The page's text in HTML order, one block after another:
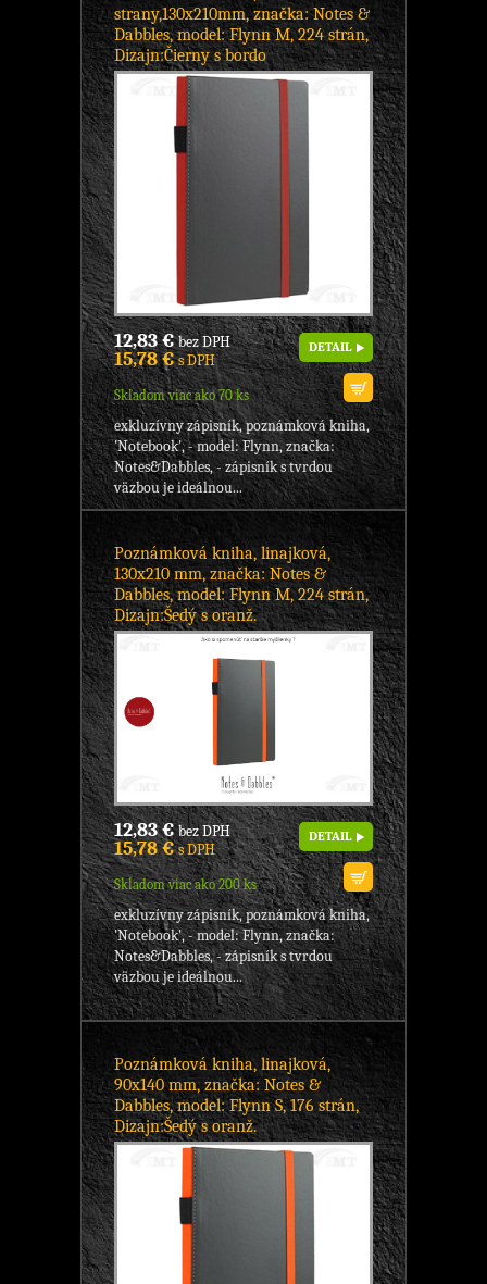
strany,130x210mm, značka: Notes &
Dabbles, model: Flynn M, 224 strán,
Dizajn:Čierny s bordo
12,83 €bez DPH
15,78 €s DPH
Skladom viac ako 70 ks
DETAIL
exkluzívny zápisník, poznámková kniha,
'Notebook', - model: Flynn, značka:
Notes&Dabbles, - zápisník s tvrdou
väzbou je ideálnou...
Poznámková kniha, linajková,
130x210 mm, značka: Notes &
Dabbles, model: Flynn M, 224 strán,
Dizajn:Šedý s oranž.
12,83 €bez DPH
15,78 €s DPH
Skladom viac ako 200 ks
DETAIL
exkluzívny zápisník, poznámková kniha,
'Notebook', - model: Flynn, značka:
Notes&Dabbles, - zápisník s tvrdou
väzbou je ideálnou...
Poznámková kniha, linajková,
90x140 mm, značka: Notes &
Dabbles, model: Flynn S, 176 strán,
Dizajn:Šedý s oranž.